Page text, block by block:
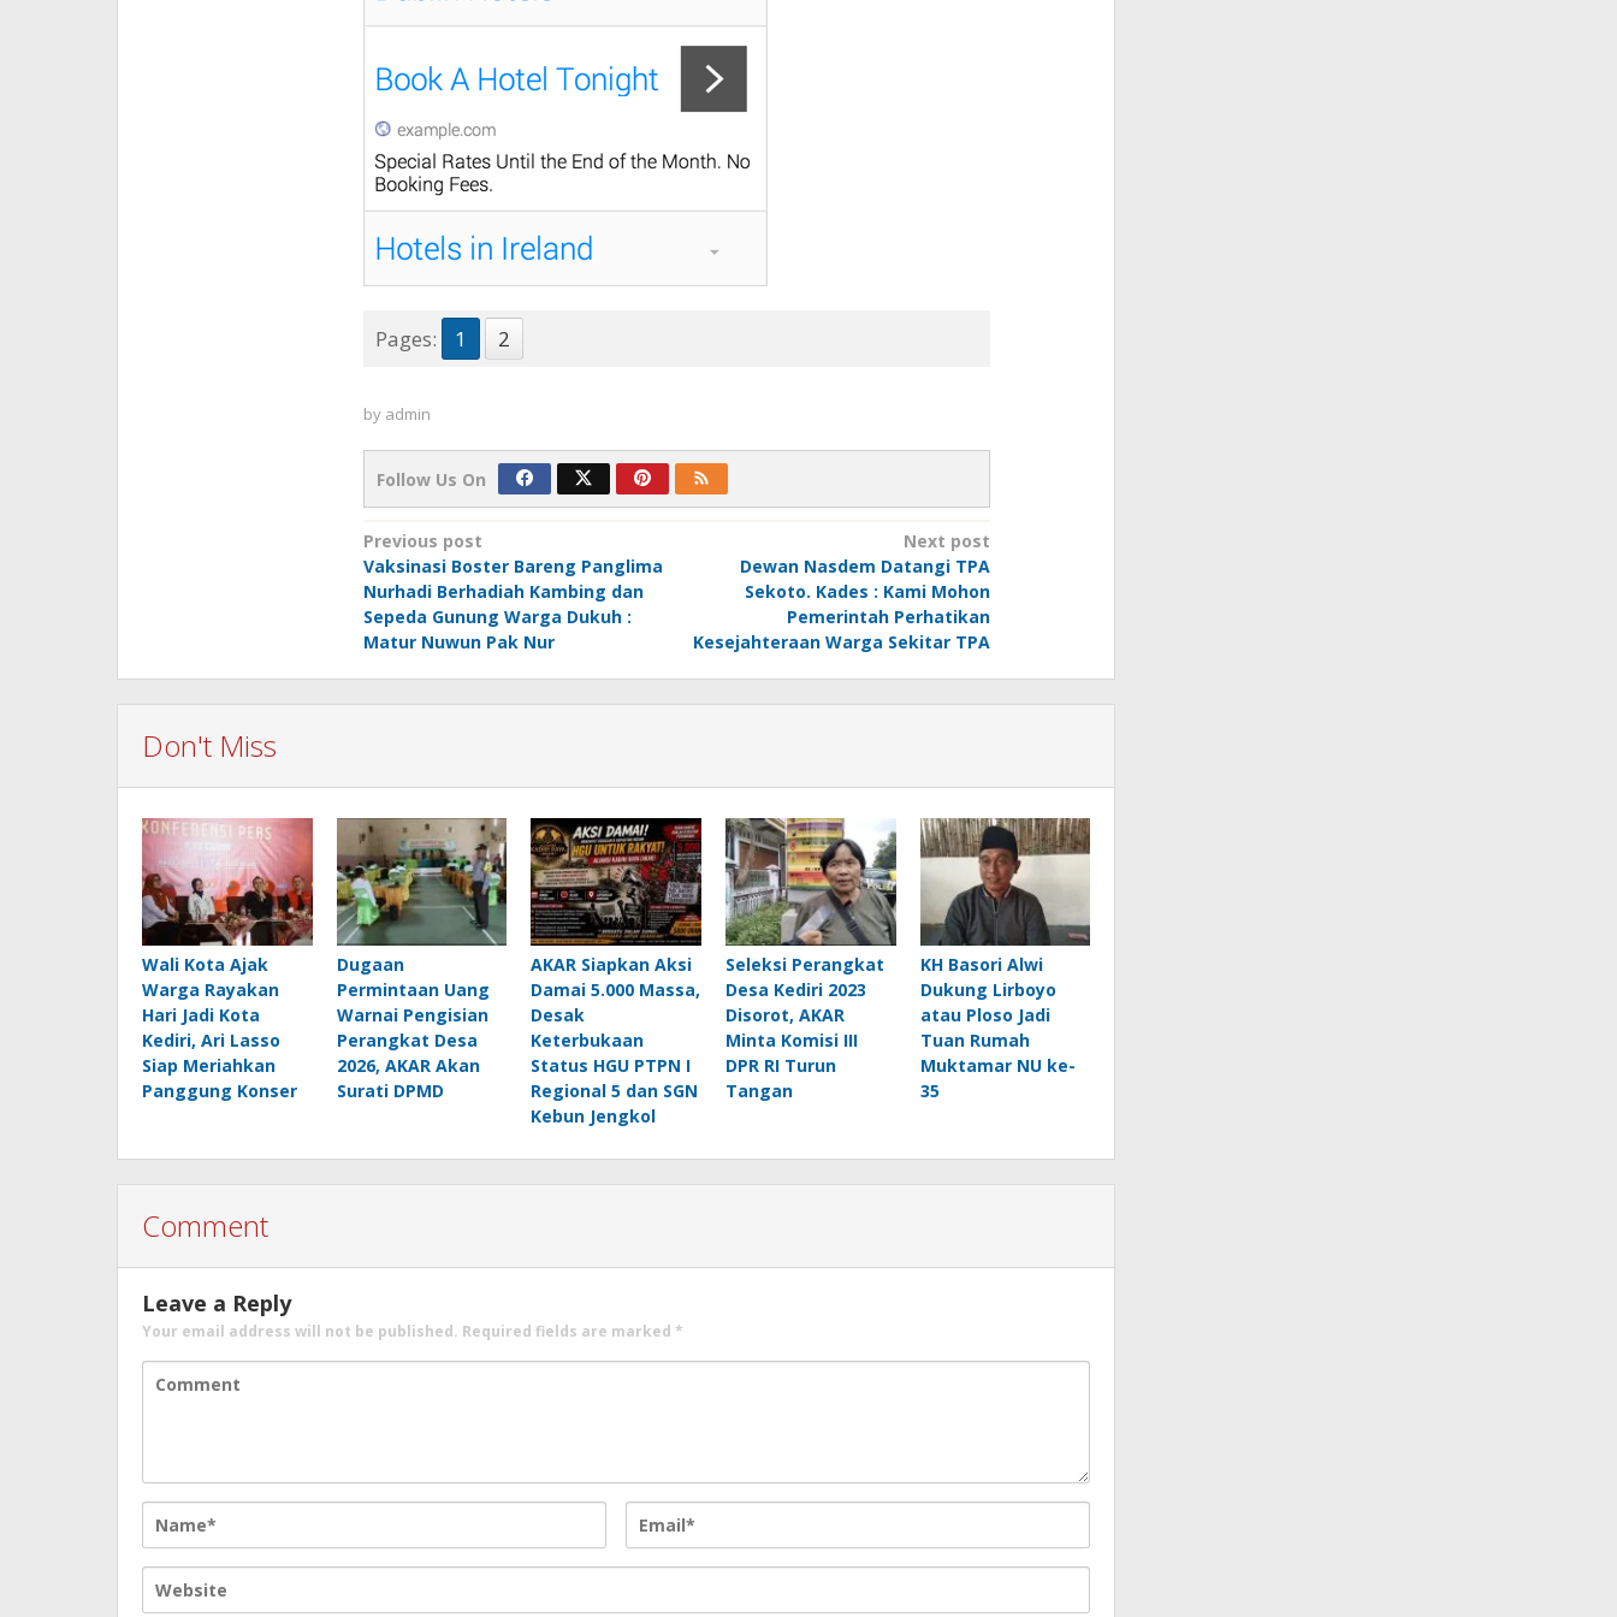
Pages: 1 2
by admin
Follow Us On
Post
navigation
Previous post
Vaksinasi Boster Bareng Panglima
Nurhadi Berhadiah Kambing dan
Sepeda Gunung Warga Dukuh :
Matur Nuwun Pak Nur
Next post
Dewan Nasdem Datangi TPA
Sekoto. Kades : Kami Mohon
Pemerintah Perhatikan
Kesejahteraan Warga Sekitar TPA
Don't Miss
Wali Kota Ajak
Warga Rayakan
Hari Jadi Kota
Kediri, Ari Lasso
Siap Meriahkan
Panggung Konser
Dugaan
Permintaan Uang
Warnai Pengisian
Perangkat Desa
2026, AKAR Akan
Surati DPMD
AKAR Siapkan Aksi
Damai 5.000 Massa,
Desak
Keterbukaan
Status HGU PTPN I
Regional 5 dan SGN
Kebun Jengkol
Seleksi Perangkat
Desa Kediri 2023
Disorot, AKAR
Minta Komisi III
DPR RI Turun
Tangan
KH Basori Alwi
Dukung Lirboyo
atau Ploso Jadi
Tuan Rumah
Muktamar NU ke-
35
Comment
Leave a Reply
Your email address will not be published. Required fields are marked *